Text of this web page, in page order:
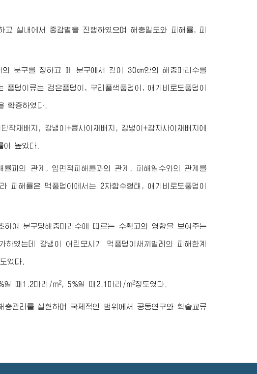
실내에서 종감별을 진행하였으며 해충밀도와 피해률, 피
의 분구를 정하고 매 분구에서 깊이 30㎝안의 해충마리수를
덩이류는 검은풍덩이, 구리풀색풍덩이, 애기비로도풍덩이
확증하였다.
작재배지, 강냉이+콩사이재배지, 강냉이+감자사이재배지에
이 높았다.
률과의 관계, 잎면적피해률과의 관계, 피해일수와의 관계를
피해률은 먹풍덩이에서는 2차함수형태, 애기비로도풍덩이
여 분구당해충마리수에 따르는 수확고의 영향을 보여주는
였는데 강냉이 어린모시기 먹풍덩이새끼벌레의 피해한계
였다.
일 때1.2마리/m2, 5%일 때2.1마리/m2정도였다.
관리를 실현하며 국제적인 범위에서 공동연구와 학술교류